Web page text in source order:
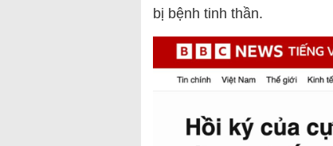
bị bệnh tinh thần.